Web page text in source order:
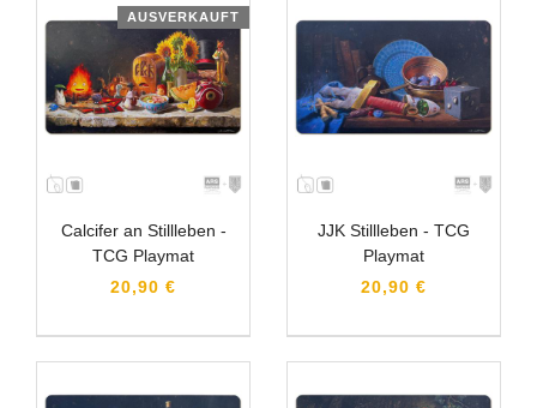
AUSVERKAUFT
Calcifer an Stillleben -
TCG Playmat
20,90 €
JJK Stillleben - TCG
Playmat
20,90 €